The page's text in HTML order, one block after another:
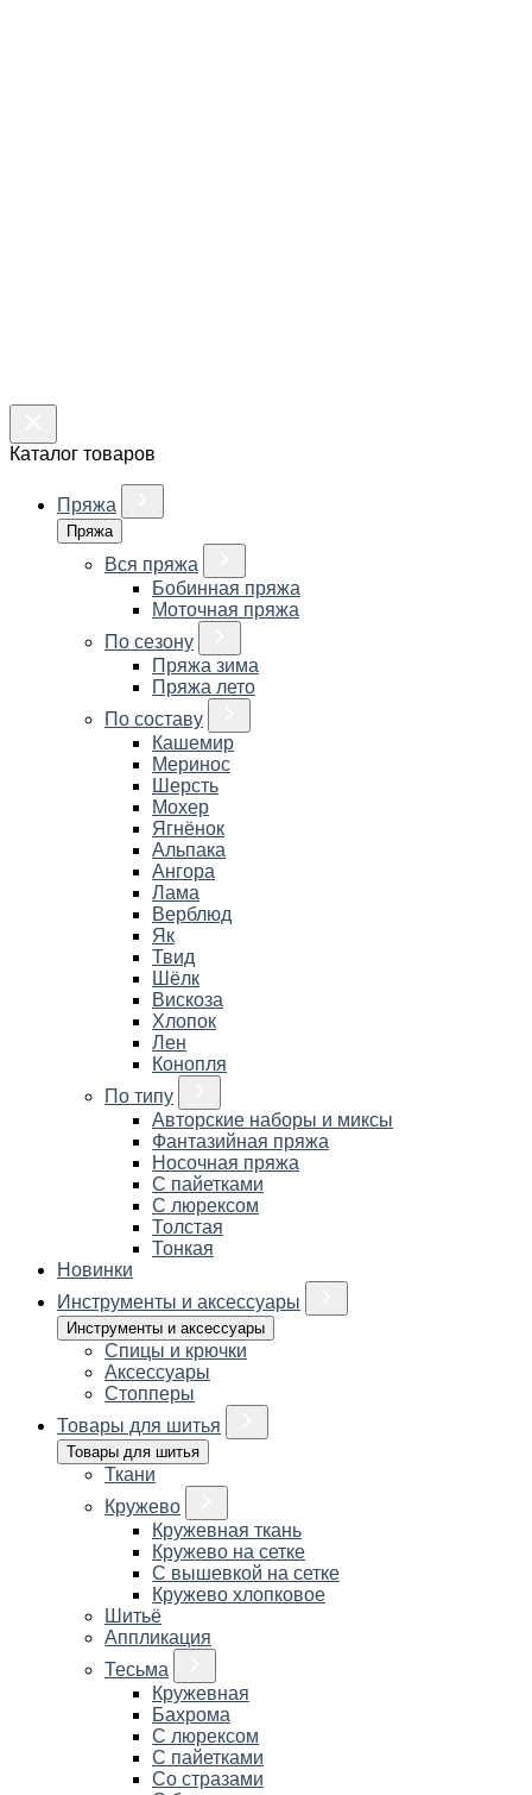
Каталог товаров
Пряжа
Пряжа
Вся пряжа
Бобинная пряжа
Моточная пряжа
По сезону
Пряжа зима
Пряжа лето
По составу
Кашемир
Меринос
Шерсть
Мохер
Ягнёнок
Альпака
Ангора
Лама
Верблюд
Як
Твид
Шёлк
Вискоза
Хлопок
Лен
Конопля
По типу
Авторские наборы и миксы
Фантазийная пряжа
Носочная пряжа
С пайетками
С люрексом
Толстая
Тонкая
Новинки
Инструменты и аксессуары
Инструменты и аксессуары
Спицы и крючки
Аксессуары
Стопперы
Товары для шитья
Товары для шитья
Ткани
Кружево
Кружевная ткань
Кружево на сетке
С вышевкой на сетке
Кружево хлопковое
Шитьё
Аппликация
Тесьма
Кружевная
Бахрома
С люрексом
С пайетками
Со стразами